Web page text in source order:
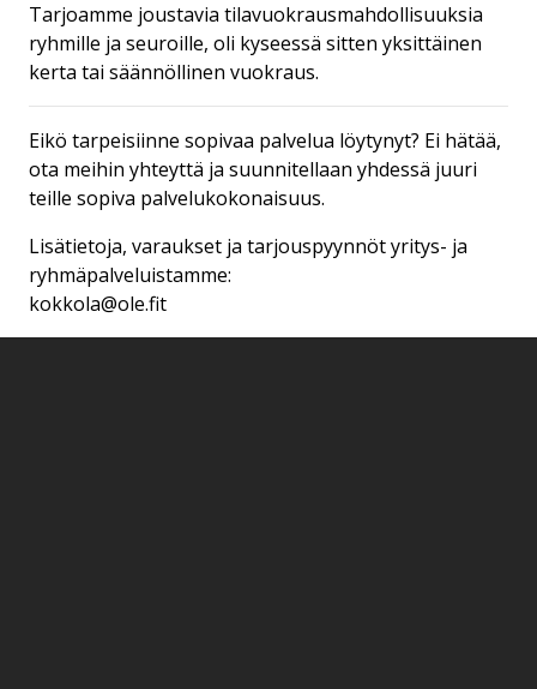
Tarjoamme joustavia tilavuokrausmahdollisuuksia
ryhmille ja seuroille, oli kyseessä sitten yksittäinen
kerta tai säännöllinen vuokraus.
Eikö tarpeisiinne sopivaa palvelua löytynyt? Ei hätää,
ota meihin yhteyttä ja suunnitellaan yhdessä juuri
teille sopiva palvelukokonaisuus.
Lisätietoja, varaukset ja tarjouspyynnöt yritys- ja
ryhmäpalveluistamme:
kokkola@ole.fit